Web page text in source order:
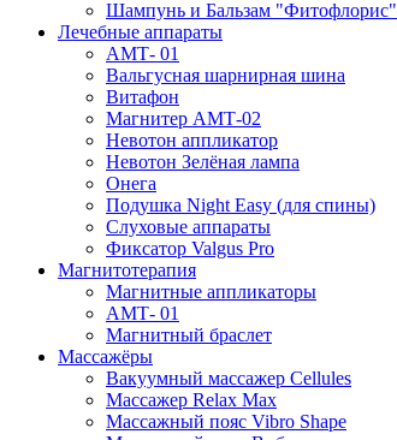
Шампунь и Бальзам "Фитофлорис"
Лечебные аппараты
АМТ- 01
Вальгусная шарнирная шина
Витафон
Магнитер АМТ-02
Невотон аппликатор
Невотон Зелёная лампа
Онега
Подушка Night Easy (для спины)
Слуховые аппараты
Фиксатор Valgus Pro
Магнитотерапия
Магнитные аппликаторы
АМТ- 01
Магнитный браслет
Массажёры
Вакуумный массажер Cellules
Массажер Relax Max
Массажный пояс Vibro Shape